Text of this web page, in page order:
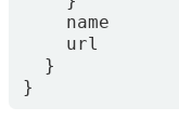
name
url
}
}